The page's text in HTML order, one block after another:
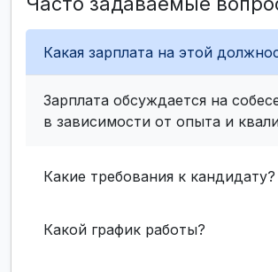
Какая зарплата на этой
Зарплата обсуждается на
в зависимости от опыта и
Какие требования к кандидату?
Какой график работы?